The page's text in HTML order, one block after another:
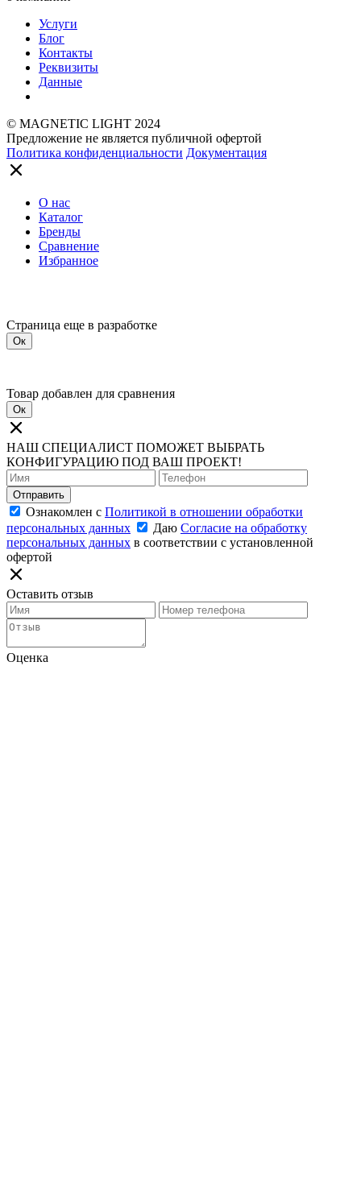
Услуги
Блог
Контакты
Реквизиты
Данные
© MAGNETIC LIGHT 2024
Предложение не является публичной офертой
Политика конфиденциальности Документация
О нас
Каталог
Бренды
Сравнение
Избранное
Страница еще в разработке
Ок
Товар добавлен для сравнения
Ок
НАШ СПЕЦИАЛИСТ ПОМОЖЕТ ВЫБРАТЬ
КОНФИГУРАЦИЮ ПОД ВАШ ПРОЕКТ!
Отправить
Ознакомлен с Политикой в отношении обработки
персональных данных
Даю Согласие на обработку
персональных данных в соответствии с установленной
офертой
Оставить отзыв
Оценка